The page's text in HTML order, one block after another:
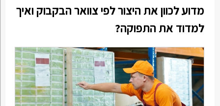
מדוע לכוון את היצור לפי צוואר הבקבוק ואיך
למדוד את התפוקה?